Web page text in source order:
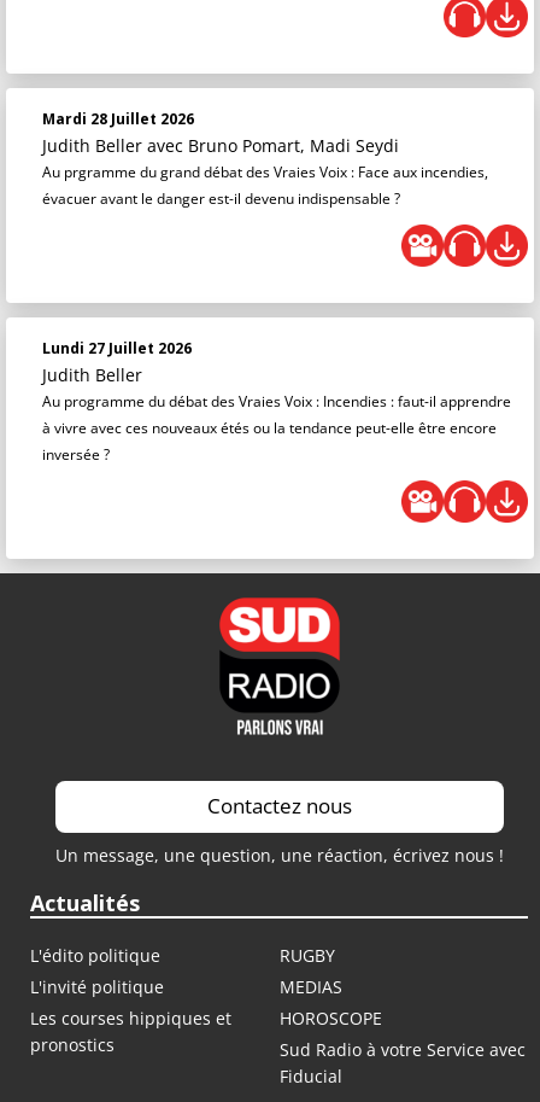
Mardi 28 Juillet 2026
Judith Beller avec Bruno Pomart, Madi Seydi
Au prgramme du grand débat des Vraies Voix : Face aux incendies,
évacuer avant le danger est-il devenu indispensable ?
Lundi 27 Juillet 2026
Judith Beller
Au programme du débat des Vraies Voix : Incendies : faut-il apprendre
à vivre avec ces nouveaux étés ou la tendance peut-elle être encore
inversée ?
Contactez nous
Un message, une question, une réaction, écrivez nous !
Actualités
L'édito politique
RUGBY
L'invité politique
MEDIAS
Les courses hippiques et
pronostics
HOROSCOPE
Sud Radio à votre Service avec
Fiducial